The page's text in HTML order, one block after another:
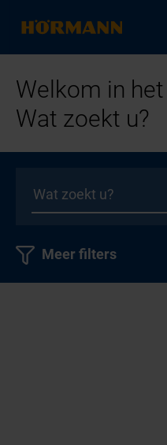
Welkom in
Wat zoekt u?
Meer filters